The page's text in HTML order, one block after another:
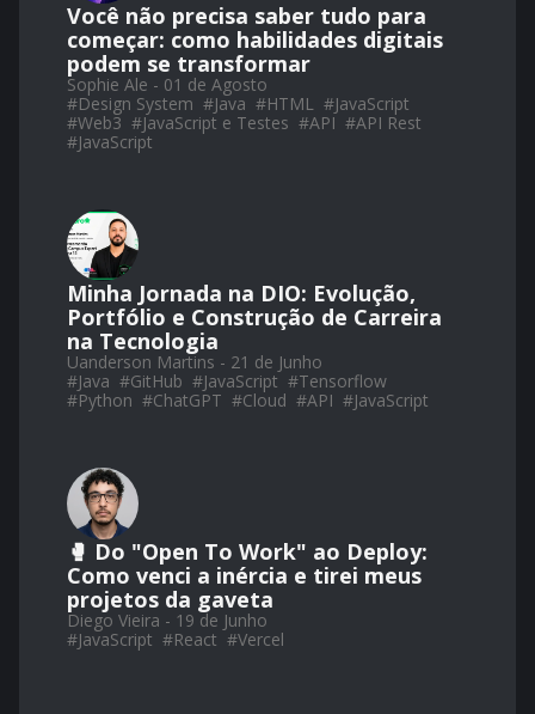
Você não precisa saber tudo para
começar: como habilidades digitais
podem se transformar
Sophie Ale - 01 de Agosto
#Design System #Java #HTML #JavaScript
#Web3 #JavaScript e Testes #API #API Rest
#JavaScript
Minha Jornada na DIO: Evolução,
Portfólio e Construção de Carreira
na Tecnologia
Uanderson Martins - 21 de Junho
#Java #GitHub #JavaScript #Tensorflow
#Python #ChatGPT #Cloud #API #JavaScript
🥊 Do "Open To Work" ao Deploy:
Como venci a inércia e tirei meus
projetos da gaveta
Diego Vieira - 19 de Junho
#JavaScript #React #Vercel